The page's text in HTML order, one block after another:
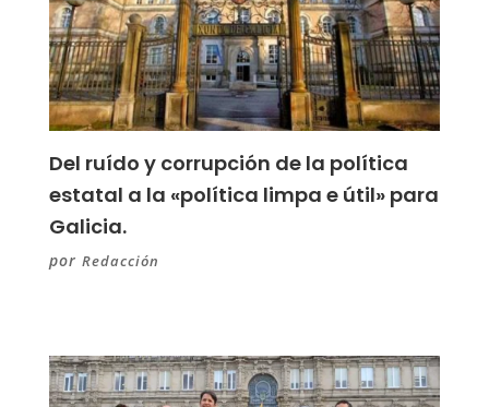
Del ruído y corrupción de la política
estatal a la «política limpa e útil» para
Galicia.
por Redacción